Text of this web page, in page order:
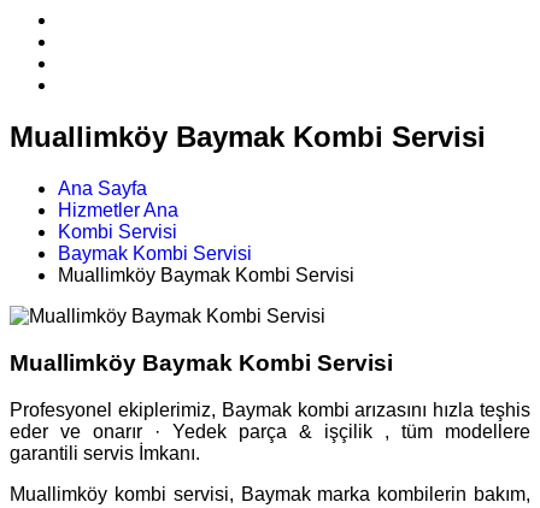
Muallimköy Baymak Kombi Servisi
Ana Sayfa
Hizmetler Ana
Kombi Servisi
Baymak Kombi Servisi
Muallimköy Baymak Kombi Servisi
Muallimköy Baymak Kombi Servisi
Profesyonel ekiplerimiz, Baymak kombi arızasını hızla teşhis
eder ve onarır · Yedek parça & işçilik , tüm modellere
garantili servis İmkanı.
Muallimköy kombi servisi, Baymak marka kombilerin bakım,